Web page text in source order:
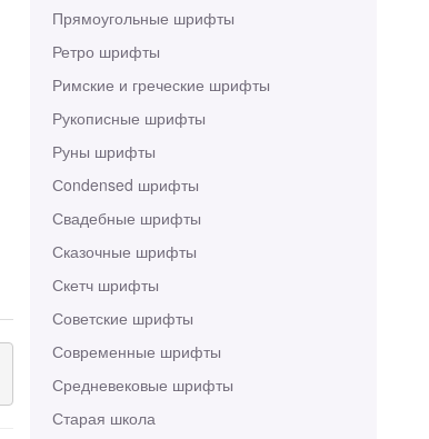
Прямоугольные шрифты
Ретро шрифты
Римские и греческие шрифты
Рукописные шрифты
Руны шрифты
Сondensed шрифты
Свадебные шрифты
Сказочные шрифты
Скетч шрифты
Советские шрифты
Современные шрифты
Средневековые шрифты
Старая школа